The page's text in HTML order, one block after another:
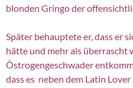
blonden Gringo der
Später behauptete er, dass er
hätte und mehr als überrascht
Östrogengeschwader
dass es neben dem Latin